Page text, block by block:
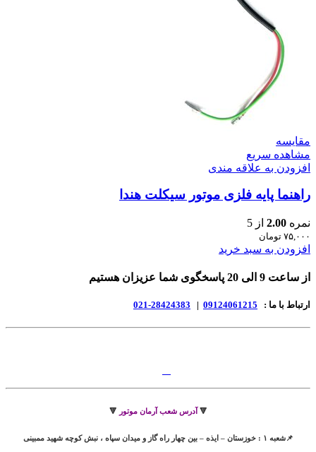
مقایسه
مشاهده سریع
افزودن به علاقه مندی
راهنما پایه فلزی موتور سیکلت هندا
نمره 2.00 از 5
۷۵,۰۰۰ تومان
افزودن به سبد خرید
از ساعت 9 الی 20 پاسخگوی شما عزیزان هستیم
ارتباط با ما : 09124061215
|
28424383-021
🔻 آدرس شعب آرمان موتور 🔻
📌شعبه ۱ : خوزستان – ایذه – بین چهار راه گاز و میدان سپاه ، نبش کوچه شهید ممبینی